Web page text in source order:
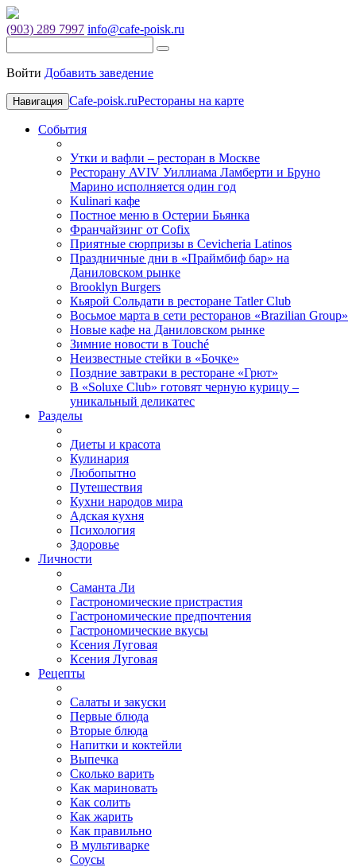
(903) 289 7997 info@cafe-poisk.ru
Войти Добавить заведение
Навигация Cafe-poisk.ruРестораны на карте
События
Утки и вафли – ресторан в Москве
Ресторану AVIV Уиллиама Ламберти и Бруно
Марино исполняется один год
Kulinari кафе
Постное меню в Остерии Бьянка
Франчайзинг от Cofix
Приятные сюрпризы в Cevicheria Latinos
Праздничные дни в «Праймбиф бар» на
Даниловском рынке
Brooklyn Burgers
Кьярой Сольдати в ресторане Tatler Club
Восьмое марта в сети ресторанов «Brazilian Group»
Новые кафе на Даниловском рынке
Зимние новости в Touché
Неизвестные стейки в «Бочке»
Поздние завтраки в ресторане «Грют»
В «Soluxe Club» готовят черную курицу –
уникальный деликатес
Разделы
Диеты и красота
Кулинария
Любопытно
Путешествия
Кухни народов мира
Адская кухня
Психология
Здоровье
Личности
Саманта Ли
Гастрономические пристрастия
Гастрономические предпочтения
Гастрономические вкусы
Ксения Луговая
Ксения Луговая
Рецепты
Салаты и закуски
Первые блюда
Вторые блюда
Напитки и коктейли
Выпечка
Сколько варить
Как мариновать
Как солить
Как жарить
Как правильно
В мультиварке
Соусы